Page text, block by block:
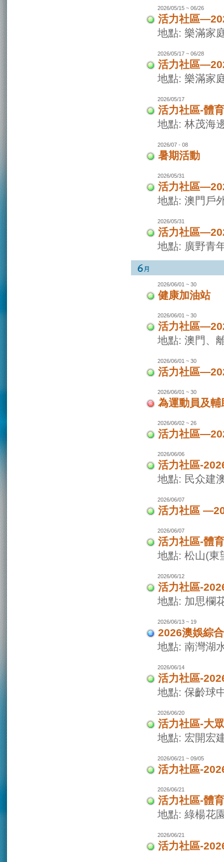
2026/05/15 ~ 06/26
活力社區
地點: 樂滿家
2026/05/17 ~ 06/28
活力社區
地點: 樂滿家
2026/05/17
活力社區-體
地點: 林茂海
2026/07 - 08
暑期活動
2026/05/31
活力社區
地點: 澳門戶
2026/05/31
活力社區
地點: 廣野青
2026/06/01 ~ 30
健康加油站
2026/06/01 ~ 30
活力社區
地點: 澳門、
2026/06/01 ~ 30
活力社區
2026/06/01 ~ 30
為運動員及
2026/06/02 ~ 26
活力社區
2026/06/06
活力社區-
地點: 民众建
2026/06/07
活力社區
2026/06/07
活力社區-體
地點: 松山(東
2026/06/12
活力社區-
地點: 加思欄
2026/06/13 ~ 19
2026澳娛綜
地點: 南灣湖
2026/06/14
活力社區-
地點: 保齡球
2026/06/20
活力社區-大
地點: 宏開宏
2026/06/21 ~ 09/05
活力社區-
2026/06/21
活力社區-體
地點: 綠楊花
2026/06/21
活力社區-